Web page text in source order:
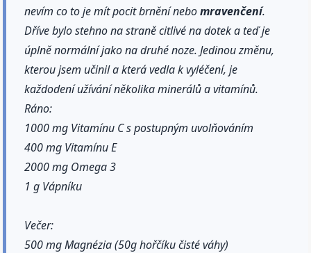
nevím co to je mít pocit brnění nebomravenčení.
Dříve bylo stehno na straně citlivé na dotek a teď je
úplně normální jako na druhé noze. Jedinou změnu,
kterou jsem učinil a která vedla k vyléčení, je
každodení užívání několika minerálů a vitamínů.
Ráno:
1000 mg Vitamínu C s postupným uvolňováním
400 mg Vitamínu E
2000 mg Omega 3
1 g Vápníku
Večer:
500 mg Magnézia (50g hořčíku čisté váhy)